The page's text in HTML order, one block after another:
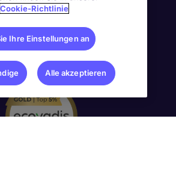
Cookie-Richtlinie
Ihre Einstellungen an
Alle akzeptieren